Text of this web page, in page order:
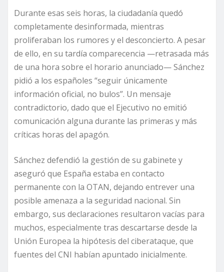
Durante esas seis horas, la ciudadanía quedó
completamente desinformada, mientras
proliferaban los rumores y el desconcierto. A pesar
de ello, en su tardía comparecencia —retrasada más
de una hora sobre el horario anunciado— Sánchez
pidió a los españoles “seguir únicamente
información oficial, no bulos”. Un mensaje
contradictorio, dado que el Ejecutivo no emitió
comunicación alguna durante las primeras y más
críticas horas del apagón.
Sánchez defendió la gestión de su gabinete y
aseguró que España estaba en contacto
permanente con la OTAN, dejando entrever una
posible amenaza a la seguridad nacional. Sin
embargo, sus declaraciones resultaron vacías para
muchos, especialmente tras descartarse desde la
Unión Europea la hipótesis del ciberataque, que
fuentes del CNI habían apuntado inicialmente.